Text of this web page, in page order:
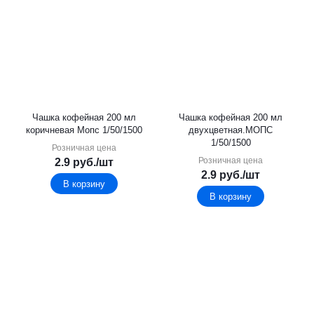
Чашка кофейная 200 мл
коричневая Мопс 1/50/1500
Розничная цена
2.9 руб./шт
В корзину
Чашка кофейная 200 мл
двухцветная.МОПС
1/50/1500
Розничная цена
2.9 руб./шт
В корзину